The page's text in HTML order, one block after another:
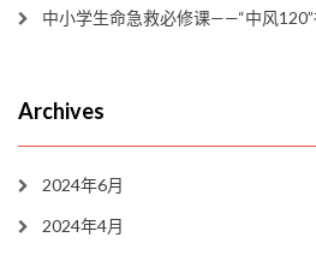
中小学生命急救必修课——“中风120”
Archives
2024年6月
2024年4月